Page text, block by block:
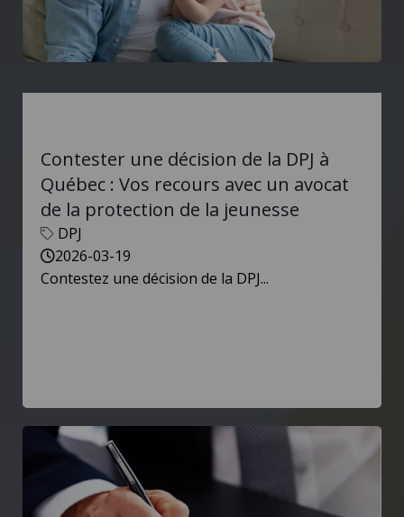
Contester une décision de la DPJ à
Québec : Vos recours avec un avocat
de la protection de la jeunesse
DPJ
2026-03-19
Contestez une décision de la DPJ...